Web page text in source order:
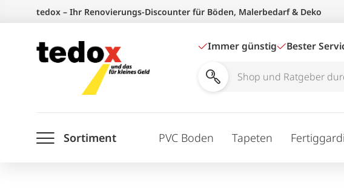
springen
tedox – Ihr Renovierungs-Discounter für Böden, Malerbedarf & Deko
Immer günstig Bester
Shop
durchsuchen
Sortiment PVC Boden Tapeten